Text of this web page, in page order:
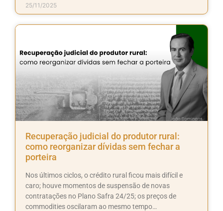
25/11/2025
Recuperação judicial do produtor rural:
como reorganizar dívidas sem fechar a
porteira
Nos últimos ciclos, o crédito rural ficou mais difícil e
caro; houve momentos de suspensão de novas
contratações no Plano Safra 24/25; os preços de
commodities oscilaram ao mesmo tempo…